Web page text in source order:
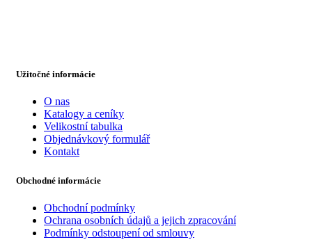
Užitočné informácie
O nas
Katalogy a ceníky
Velikostní tabulka
Objednávkový formulář
Kontakt
Obchodné informácie
Obchodní podmínky
Ochrana osobních údajů a jejich zpracování
Podmínky odstoupení od smlouvy